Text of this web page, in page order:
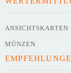
ANSICHTSKARTEN
MÜNZEN